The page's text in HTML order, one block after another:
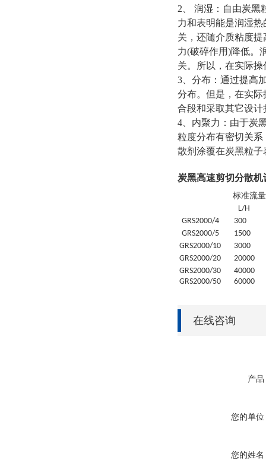
2、 润湿：自由炭黑
力和表明能是润湿
关，还随介质粘度
力(破碎作用)降低。
关。所以，在实际
3、分布：通过提高
分布。但是，在实
合段和采取其它设
4、内聚力：由于炭
粒度分布有密切关
散剂涂覆在炭黑粒
炭黑高速剪切分散机
标准流量
L/H
GRS2000/4 300
GRS2000/5
1500
GRS2000/10
3000
GRS2000/20 20000
GRS2000/30 40000
GRS2000/50 60000
在线咨询
产品
您的单位
您的姓名